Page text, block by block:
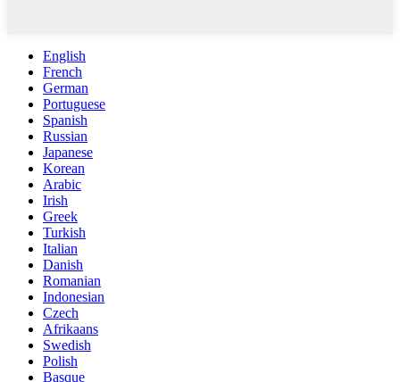
English
French
German
Portuguese
Spanish
Russian
Japanese
Korean
Arabic
Irish
Greek
Turkish
Italian
Danish
Romanian
Indonesian
Czech
Afrikaans
Swedish
Polish
Basque